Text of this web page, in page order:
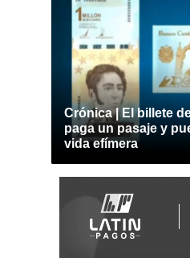
Crónica | El billete
paga un pasaje y
vida efímera